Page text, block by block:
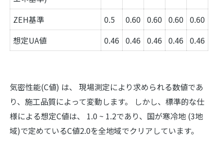
ZEH基準 0.5 0.60 0.60 0.60 0.60
想定UA値
0.46 0.46 0.46 0.46 0.46
気密性能(C値) は、 現場測定により求められる数値であ
り、施工品質によって変動します。 しかし、標準的な仕
様による想定C値は、 1.0 ~ 1.2であり、国が寒冷地 (3地
域)で定めているC値2.0を全地域でクリアしています。